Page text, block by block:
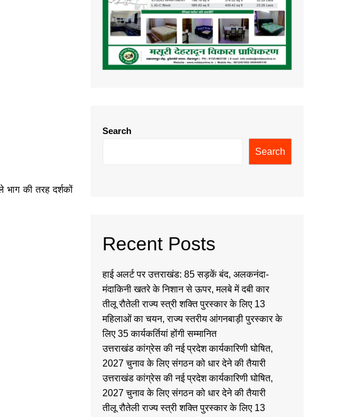
भाग की तरह दर्शकों
Search
Search
Recent Posts
हाई अलर्ट पर उत्तराखंड: 85 सड़कें बंद, अलकनंदा-
मंदाकिनी खतरे के निशान से ऊपर, मलबे में दबी कार
तीलू रौतेली राज्य स्त्री शक्ति पुरस्कार के लिए 13
महिलाओं का चयन, राज्य स्तरीय आंगनबाड़ी पुरस्कार के
लिए 35 कार्यकर्तियां होंगी सम्मानित
उत्तराखंड कांग्रेस की नई प्रदेश कार्यकारिणी घोषित,
2027 चुनाव के लिए संगठन को धार देने की तैयारी
उत्तराखंड कांग्रेस की नई प्रदेश कार्यकारिणी घोषित,
2027 चुनाव के लिए संगठन को धार देने की तैयारी
तीलू रौतेली राज्य स्त्री शक्ति पुरस्कार के लिए 13